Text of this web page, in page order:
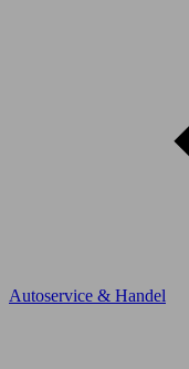
Autoservice & Handel